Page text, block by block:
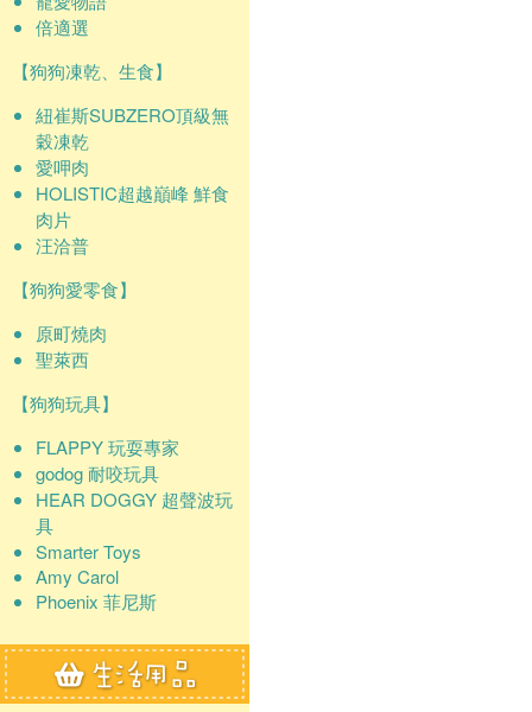
倍適選
【狗狗凍乾、生食】
紐崔斯SUBZERO頂級無
穀凍乾
愛呷肉
HOLISTIC超越巔峰 鮮食
肉片
汪洽普
【狗狗愛零食】
原町燒肉
聖萊西
【狗狗玩具】
FLAPPY 玩耍專家
godog 耐咬玩具
HEAR DOGGY 超聲波玩
具
Smarter Toys
Amy Carol
Phoenix 菲尼斯